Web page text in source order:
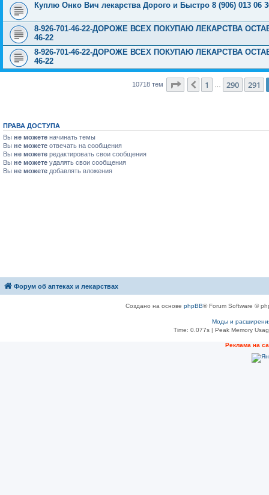
Куплю Онко Вич лекарства Дорого и Быстро 8 (906) 013 06
8-926-701-46-22-ДОРОЖЕ ВСЕХ ПОКУПАЮ ЛЕКАРСТВА
46-22
8-926-701-46-22-ДОРОЖЕ ВСЕХ ПОКУПАЮ ЛЕКАРСТВА
46-22
10718 тем Страница 292из 429
Пред.
1 290 291
ПРАВА ДОСТУПА
Вы не можете начинать темы
Вы не можете отвечать на сообщения
Вы не можете редактировать свои сообщения
Вы не можете удалять свои сообщения
Вы не можете добавлять вложения
Форум об аптеках и лекарствах
Создано на основе phpBB® Forum Software ©
Моды и
Time: 0.077s| Peak Memory
Рeклама на